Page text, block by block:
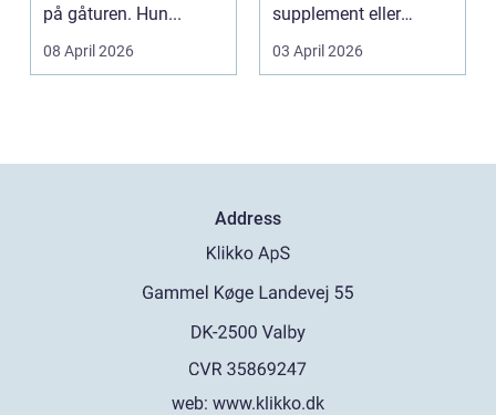
på gåturen. Hun...
08 April 2026
supplement eller
alternativ til det off...
03 April 2026
Address
web: www.klikko.dk